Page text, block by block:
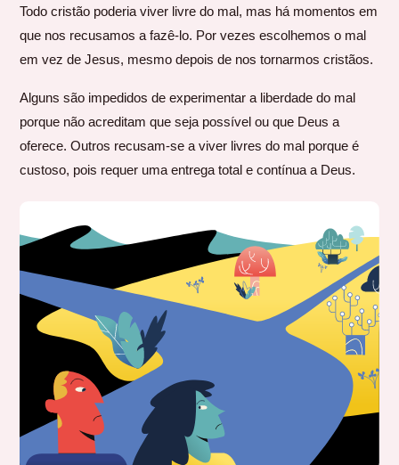
Todo cristão poderia viver livre do mal, mas há momentos em
que nos recusamos a fazê-lo. Por vezes escolhemos o mal
em vez de Jesus, mesmo depois de nos tornarmos cristãos.
Alguns são impedidos de experimentar a liberdade do mal
porque não acreditam que seja possível ou que Deus a
oferece. Outros recusam-se a viver livres do mal porque é
custoso, pois requer uma entrega total e contínua a Deus.